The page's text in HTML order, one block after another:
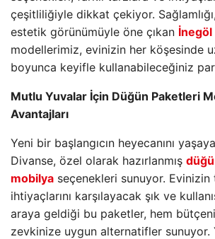
çeşitliliğiyle dikkat çekiyor. Sağlamlığı,
estetik görünümüyle öne çıkan
modellerimiz, evinizin her köşesinde
boyunca keyifle kullanabileceğiniz
Mutlu Yuvalar İçin Düğün Paketleri
Avantajları
Yeni bir başlangıcın heyecanını
Divanse, özel olarak hazırlanmış
mobilya seçenekleri sunuyor. Evinizin
ihtiyaçlarını karşılayacak şık ve
araya geldiği bu paketler, hem
zevkinize uygun alternatifler sunuyor.